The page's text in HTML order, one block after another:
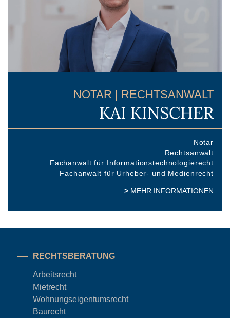
NOTAR | RECHTSANWALT
KAI KINSCHER
Notar
Rechtsanwalt
Fachanwalt für Informationstechnologierecht
Fachanwalt für Urheber- und Medienrecht
MEHR INFORMATIONEN
RECHTSBERATUNG
Arbeitsrecht
Mietrecht
Wohnungseigentumsrecht
Baurecht